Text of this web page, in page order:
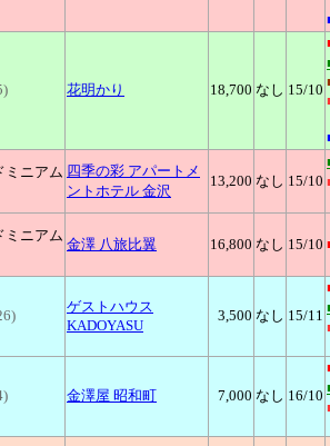
花明かり 18,700 なし 15/10
ミニアム 四季の彩 アパートメ
ントホテル 金沢
13,200 なし 15/10
ミニアム
金澤 八旅比翼 16,800 なし 15/10
ゲストハウス
KADOYASU
3,500 なし 15/11
金澤屋 昭和町 7,000 なし 16/10